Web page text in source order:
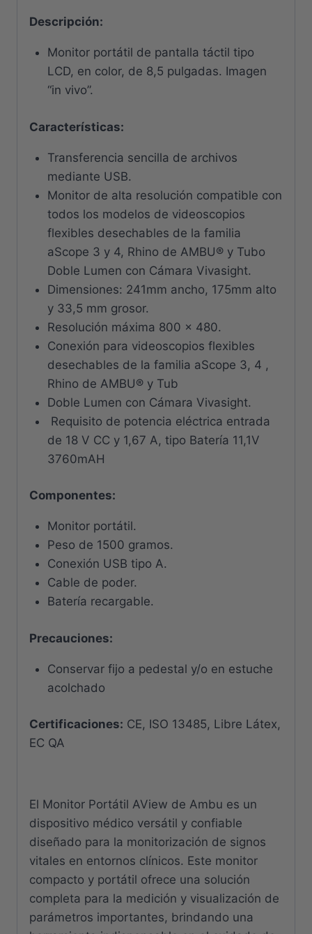
Descripción:
Monitor portátil de pantalla táctil tipo
LCD, en color, de 8,5 pulgadas. Imagen
“in vivo”.
Características:
Transferencia sencilla de archivos
mediante USB.
Monitor de alta resolución compatible con
todos los modelos de videoscopios
flexibles desechables de la familia
aScope 3 y 4, Rhino de AMBU® y Tubo
Doble Lumen con Cámara Vivasight.
Dimensiones: 241mm ancho, 175mm alto
y 33,5 mm grosor.
Resolución máxima 800 x 480.
Conexión para videoscopios flexibles
desechables de la familia aScope 3, 4 ,
Rhino de AMBU® y Tub
Doble Lumen con Cámara Vivasight.
Requisito de potencia eléctrica entrada
de 18 V CC y 1,67 A, tipo Batería 11,1V
3760mAH
Componentes:
Monitor portátil.
Peso de 1500 gramos.
Conexión USB tipo A.
Cable de poder.
Batería recargable.
Precauciones:
Conservar fijo a pedestal y/o en estuche
acolchado
Certificaciones: CE, ISO 13485, Libre Látex,
EC QA
El Monitor Portátil AView de Ambu es un
dispositivo médico versátil y confiable
diseñado para la monitorización de signos
vitales en entornos clínicos. Este monitor
compacto y portátil ofrece una solución
completa para la medición y visualización de
parámetros importantes, brindando una